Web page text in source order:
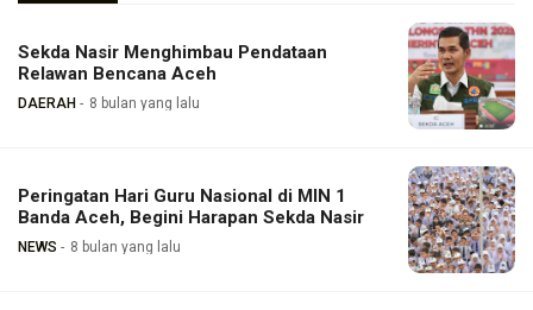
Sekda Nasir Menghimbau Pendataan
Relawan Bencana Aceh
DAERAH 8 bulan yang lalu
Peringatan Hari Guru Nasional di MIN 1
Banda Aceh, Begini Harapan Sekda Nasir
NEWS 8 bulan yang lalu